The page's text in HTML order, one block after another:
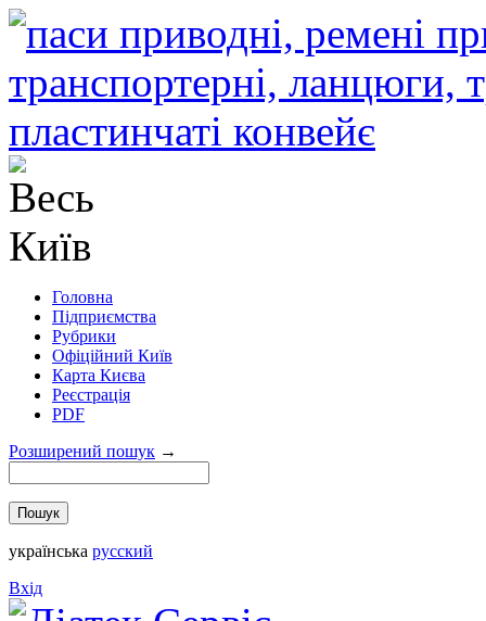
Головна
Підприємства
Рубрики
Офіційний Київ
Карта Києва
Реєстрація
PDF
Розширений пошук →
українська русский
Вхід